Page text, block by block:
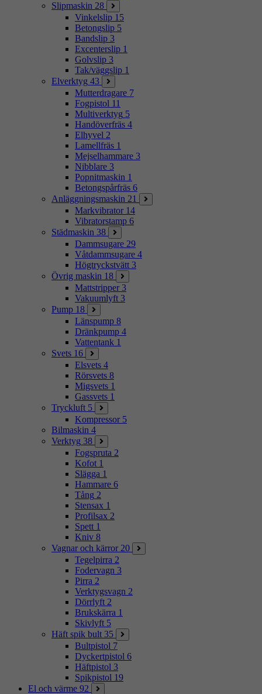
Slipmaskin 28
Vinkelslip 15
Betongslip 5
Bandslip 3
Excenterslip 1
Golvslip 3
Tak/väggslip 1
Elverktyg 43
Mutterdragare 7
Fogpistol 11
Multiverktyg 5
Handöverfräs 4
Elhyvel 2
Lamellfräs 1
Mejselhammare 3
Nibblare 3
Popnitmaskin 1
Betongspårfräs 6
Anläggningsmaskin 21
Markvibrator 14
Vibratorstamp 6
Städmaskin 38
Dammsugare 29
Våtdammsugare 4
Högtryckstvätt 3
Övrig maskin 18
Mattstripper 3
Vakuumlyft 3
Pump 18
Länspump 8
Dränkpump 4
Vattentank 1
Svets 16
Elsvets 4
Rörsvets 8
Migsvets 1
Gassvets 1
Tryckluft 5
Kompressor 5
Bilmaskin 4
Verktyg 38
Fogspruta 2
Kofot 1
Slägga 1
Hammare 6
Tång 2
Stensax 1
Profilsax 2
Spett 1
Kniv 8
Vagnar och kärror 20
Tegelpirra 2
Fodervagn 3
Pirra 2
Verktygsvagn 2
Dörrlyft 2
Brukskärra 1
Skivlyft 5
Häft spik bult 35
Bultpistol 7
Dyckertpistol 6
Häftpistol 3
Spikpistol 19
El och värme 92